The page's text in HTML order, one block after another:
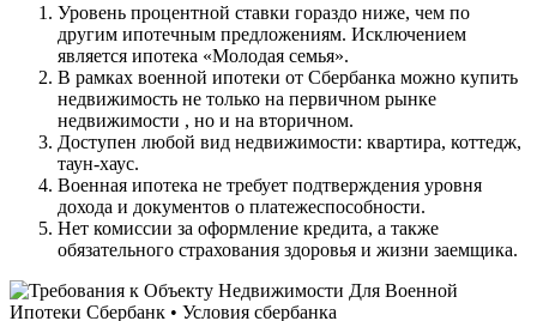
Уровень процентной ставки гораздо ниже, чем по
другим ипотечным предложениям. Исключением
является ипотека «Молодая семья».
В рамках военной ипотеки от Сбербанка можно купить
недвижимость не только на первичном рынке
недвижимости , но и на вторичном.
Доступен любой вид недвижимости: квартира, коттедж,
таун-хаус.
Военная ипотека не требует подтверждения уровня
дохода и документов о платежеспособности.
Нет комиссии за оформление кредита, а также
обязательного страхования здоровья и жизни заемщика.